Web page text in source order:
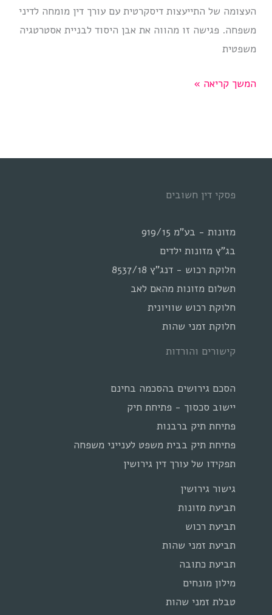
העצומה של התייעצות דיסקרטית עם עורך דין מומחה לדיני
משפחה. פגישה זו מהווה את אבן היסוד לבניית אסטרטגיה
משפטית
התייעצות
לפני
המשך קריאה »
פסקי דין חשובים
מזונות - בע"מ 919/15
בג"ץ מזונות ילדים
חלוקת רכוש - דנג"ץ 8537/18
תשלום מזונות מהאם לאב
חלוקת רכוש שוויונית
חלוקת זמני שהות
קישורים והורדות
הסכם גירושים בהסכמה בחינם
יישוב סכסוך - פתיחת תיק
פתיחת תיק ברבנות
פתיחת תיק בבית משפט לענייני משפחה
תפקידו של עורך דין גירושין
גישור גירושין
תביעת מזונות
תביעת רכוש
תביעת זמני שהות
תביעת כתובה
מילון מונחים
טבלת זמני שהות